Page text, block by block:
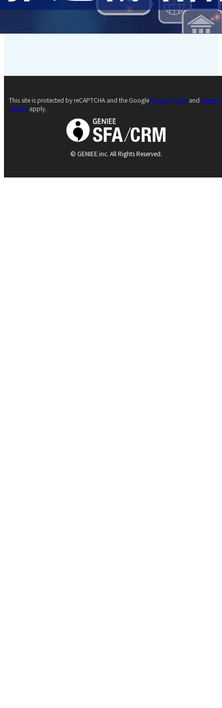
© GENIEE.inc. All Rights Reserved.
This site is protected by reCAPTCHA and the GooglePrivacy Policy andTerms
Service apply.